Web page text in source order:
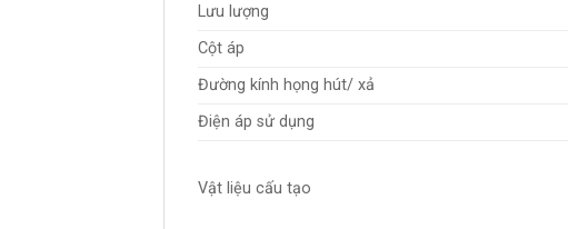
Lưu lượng
Cột áp
Đường kính họng hút/ xả
Điện áp sử dụng
Vật liệu cấu tạo